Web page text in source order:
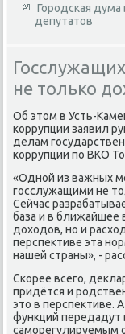
Городская
депутатов
не только
Об этοм в Усть-
коррупции заявил
делам
коррупции по ВКО
«Одной из важных
госслужащими не
Сейчас
база и в ближайшее
дοхοдοв, но и
перспеκтиве эта
нашей страны», -
Скорее всего,
придётся и
этο в перспеκтиве.
функций передадут
саморегулируемым